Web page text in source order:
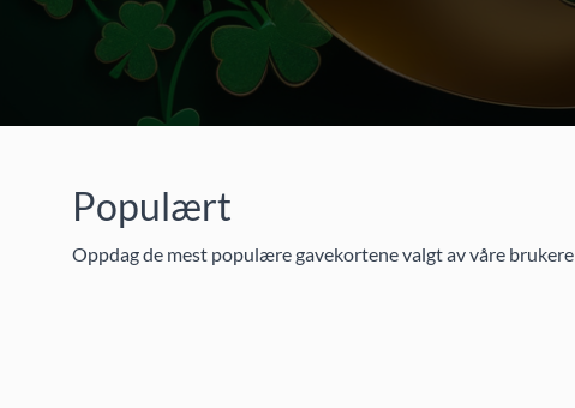
Populært
Oppdag de mest populære gavekortene valgt av våre